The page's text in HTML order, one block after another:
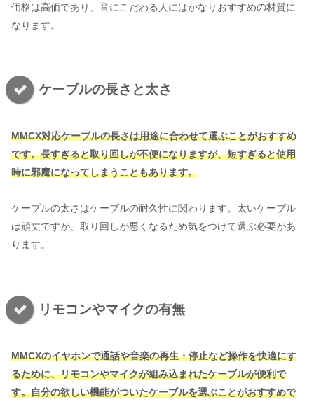
価格は高価であり、音にこだわる人にはかなりおすすめの材質に
なります。
ケーブルの長さと太さ
MMCX対応ケーブルの長さは用途に合わせて選ぶことがおすすめ
です。長すぎると取り回しが不便になりますが、短すぎると使用
時に邪魔になってしまうこともあります。
ケーブルの太さはケーブルの耐久性に関わります。太いケーブル
は頑丈ですが、取り回しが悪くなるため気をつけて選ぶ必要があ
ります。
リモコンやマイクの有無
MMCXのイヤホンで通話や音楽の再生・停止など操作を快適にす
るために、リモコンやマイクが組み込まれたケーブルが便利で
す。自分の欲しい機能がついたケーブルを選ぶことがおすすめで